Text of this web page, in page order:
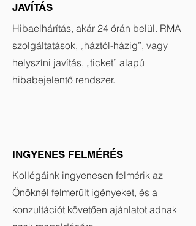
JAVÍTÁS
Hibaelhárítás, akár 24 órán belül. RMA
szolgáltatások, „háztól-házig”, vagy
helyszíni javítás, „ticket” alapú
hibabejelentő rendszer.
INGYENES FELMÉRÉS
Kollégáink ingyenesen felmérik az
Önöknél felmerült igényeket, és a
konzultációt követően ajánlatot adnak